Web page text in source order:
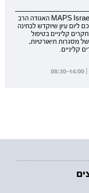
מכון מפרשים לחקר והוראת הפסיכותרפיה ו- MAPS Israel האגודה הרב
ליום עיון שיוקדש לבחינה
קליניים בטיפול
מסגרות תיאורטיות,
קליניים.